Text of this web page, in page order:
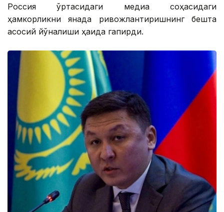
Россия ўртасидаги медиа соҳасидаги
ҳамкорликни янада ривожлантиришнинг бешта
асосий йўналиши ҳақида гапирди.